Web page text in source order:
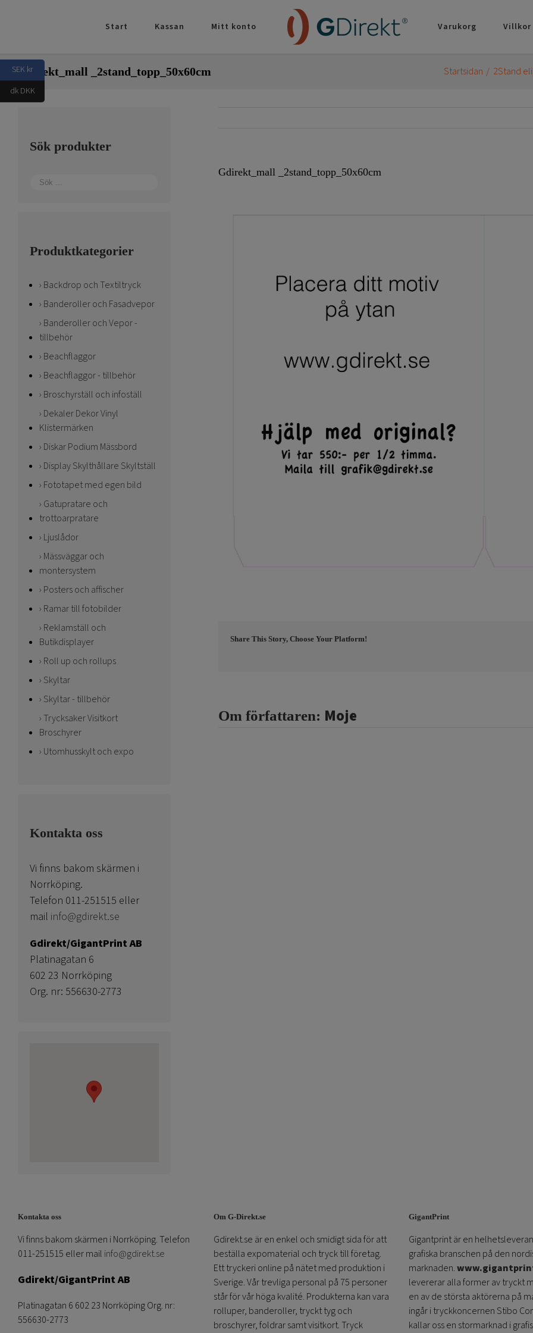
Start Kassan Mitt konto Varukorg Villkor
Gdirekt_mall _2stand_topp_50x60cm Startsidan 2Stand
Gdirekt_mall _2stand_topp_50x60cm
Share This Story, Choose Your Platform!
Om författaren: Moje
Sök produkter
Produktkategorier
Backdrop och Textiltryck
Banderoller och Fasadvepor
Banderoller och Vepor -
tillbehör
Beachflaggor
Beachflaggor - tillbehör
Broschyrställ och infoställ
Dekaler Dekor Vinyl
Klistermärken
Diskar Podium Mässbord
Display Skylthållare Skyltställ
Fototapet med egen bild
Gatupratare och
trottoarpratare
Ljuslådor
Mässväggar och
montersystem
Posters och affischer
Ramar till fotobilder
Reklamställ och
Butikdisplayer
Roll up och rollups
Skyltar
Skyltar - tillbehör
Trycksaker Visitkort
Broschyrer
Utomhusskylt och expo
Kontakta oss
Vi finns bakom skärmen i
Norrköping.
Telefon 011-251515 eller
mail info@gdirekt.se
Gdirekt/GigantPrint AB
Platinagatan 6
602 23 Norrköping
Org. nr: 556630-2773
Kontakta oss
Vi finns bakom skärmen i Norrköping. Telefon
011-251515 eller mail info@gdirekt.se
Gdirekt/GigantPrint AB
Platinagatan 6 602 23 Norrköping Org. nr:
556630-2773
Om G-Direkt.se
Gdirekt.se är en enkel och smidigt sida för att
beställa expomaterial och tryck till företag.
Ett tryckeri online på nätet med produktion i
Sverige. Vår trevliga personal på 75 personer
står för vår höga kvalité. Produkterna kan vara
rolluper, banderoller, tryckt tyg och
broschyrer, foldrar samt visitkort. Tryck
GigantPrint
Gigantprint är en
grafiska branschen på den
marknaden.
levererar alla former av tryckt
en av de största aktörerna på
ingår i tryckkoncernen Stibo
kallar oss en stormarknad i
SEK kr
dk DKK